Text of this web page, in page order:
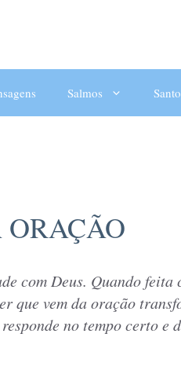
Salmos
ORAÇÃO
com Deus. Quando feita
que vem da oração
no tempo certo e